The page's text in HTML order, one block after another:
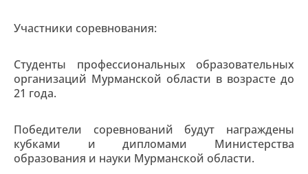
Участники соревнования:
Студенты профессиональных образовательных
организаций Мурманской области в возрасте до
21 года.
Победители соревнований будут награждены
кубками и дипломами Министерства
образования и науки Мурманской области.